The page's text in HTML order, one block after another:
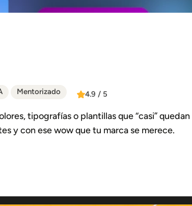
Mentorizado 4.9 / 5
tipografías o plantillas que “casi”
y con ese wow que tu marca se merece.